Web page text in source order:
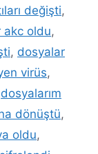
değişti,
akc oldu,
, dosyalar
virüs,
dosyalarım
dönüştü,
oldu,